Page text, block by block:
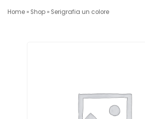
Home » Shop » Serigrafia un colore